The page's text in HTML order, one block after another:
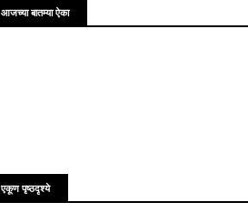
आजच्या बातम्या ऐका
एकूण पृष्ठदृश्ये